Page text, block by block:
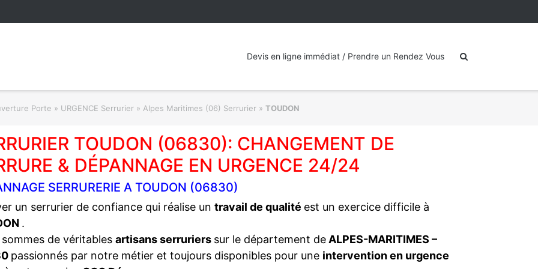
Devis en ligne immédiat / Prendre un Rendez Vous
Porte » URGENCE Serrurier » Alpes Maritimes (06) Serrurier » TOUDON
TOUDON (06830): CHANGEMENT DE
& DÉPANNAGE EN URGENCE 24/24
SERRURERIE A TOUDON (06830)
un serrurier de confiance qui réalise un travail de qualité est un exercice difficile à
.
de véritables artisans serruriers sur le département de ALPES-MARITIMES –
passionnés par notre métier et toujours disponibles pour une intervention en urgence